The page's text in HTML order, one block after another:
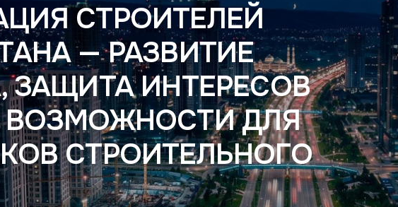
СТРОИТЕЛЕЙ
— РАЗВИТИЕ
ЗАЩИТА ИНТЕРЕСОВ
ДЛЯ
СТРОИТЕЛЬНОГО